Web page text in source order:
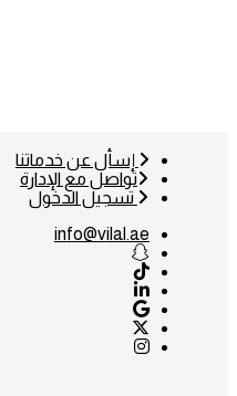
إسأل عن خدماتنا
تواصل مع الإدارة
تسجيل الدخول
info@vilal.ae